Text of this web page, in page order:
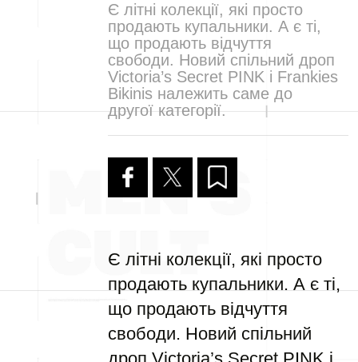
Є літні колекції, які просто
продають купальники. А є ті,
що продають відчуття
свободи. Новий спільний дроп
Victoria’s Secret PINK і Frankies
Bikinis належить саме до
другої категорії.
Є літні колекції, які просто
продають купальники. А є ті,
що продають відчуття
свободи. Новий спільний